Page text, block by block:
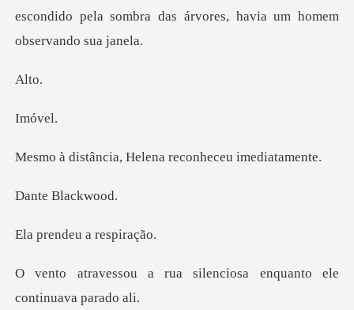
escondido pela sombra das árvor
l
óv
, Helena reconhec
Blac
deu a re
a silenciosa enquanto e